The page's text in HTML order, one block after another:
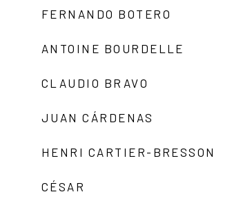
FERNANDO BOTERO
ANTOINE BOURDELLE
CLAUDIO BRAVO
JUAN CÁRDENAS
HENRI CARTIER-BRESSON
CÉSAR